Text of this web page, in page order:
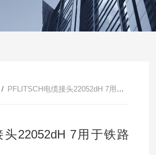
PFLITSCH电缆接头22052dH 7用于铁路行业
22052dH 7用于铁路